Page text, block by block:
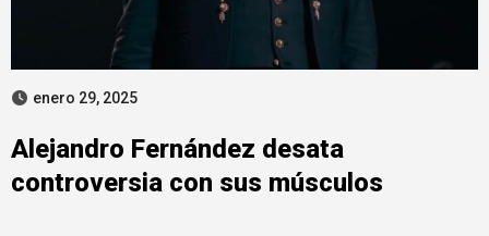
enero 29, 2025
Alejandro Fernández desata
controversia con sus músculos